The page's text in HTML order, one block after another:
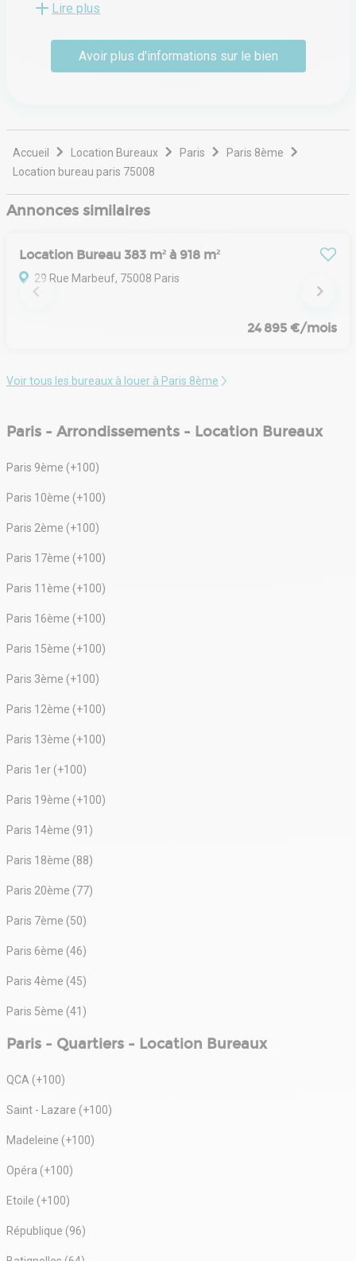
allant de la transaction locative et vente à l’expertise, la
stratégie d’implantation. Ses équipes multidisciplinaires
interviennent auprès d’entreprises de toutes tailles pour
optimiser la performance immobilière et créer de la
Lire plus
Avoir plus d'informations sur le bien
Accueil Location Bureaux Paris
Paris 8ème
Location bureau paris 75008
Annonces similaires
Location Bureau 383 m² à 918 m²
29 Rue Marbeuf, 75008 Paris
24 895 €/mois
Voir tous les bureaux à louer à Paris 8ème
Paris - Arrondissements - Location Bureaux
Paris 9ème (+100)
Paris 10ème (+100)
Paris 2ème (+100)
Paris 17ème (+100)
Paris 11ème (+100)
Paris 16ème (+100)
Paris 15ème (+100)
Paris 3ème (+100)
Paris 12ème (+100)
Paris 13ème (+100)
Paris 1er (+100)
Paris 19ème (+100)
Paris 14ème (91)
Paris 18ème (88)
Paris 20ème (77)
Paris 7ème (50)
Paris 6ème (46)
Paris 4ème (45)
Paris 5ème (41)
Paris - Quartiers - Location Bureaux
QCA (+100)
Saint - Lazare (+100)
Madeleine (+100)
Opéra (+100)
Etoile (+100)
République (96)